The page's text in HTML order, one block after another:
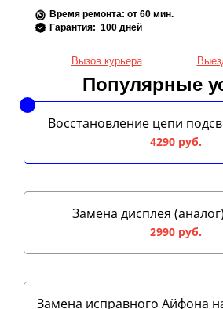
Время ремонта: от 60 мин.
Гарантия: 100 дней
Вызов курьера
Популярные
Восстановление цепи
4290 руб.
Замена дисплея
2990 руб.
Замена исправного Айфона